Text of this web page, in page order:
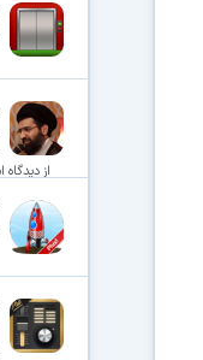
از دیدگاه